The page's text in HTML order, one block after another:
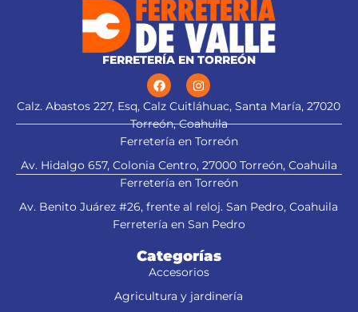
FERRETERÍA EN TORREÓN
Calz. Abastos 227, Esq, Calz Cuitláhuac, Santa María, 27020
Torreón, Coahuila
Ferretería en Torreón
Av. Hidalgo 657, Colonia Centro, 27000 Torreón, Coahuila
Ferretería en Torreón
Av. Benito Juárez #26, frente al reloj. San Pedro, Coahuila
Ferretería en San Pedro
Categorías
Accesorios
Agricultura y jardinería